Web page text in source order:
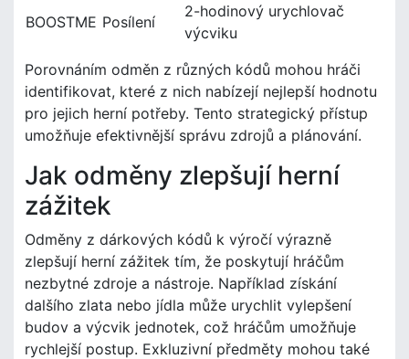
BOOSTME Posílení
2-hodinový urychlovač
výcviku
Porovnáním odměn z různých kódů mohou hráči
identifikovat, které z nich nabízejí nejlepší hodnotu
pro jejich herní potřeby. Tento strategický přístup
umožňuje efektivnější správu zdrojů a plánování.
Jak odměny zlepšují herní
zážitek
Odměny z dárkových kódů k výročí výrazně
zlepšují herní zážitek tím, že poskytují hráčům
nezbytné zdroje a nástroje. Například získání
dalšího zlata nebo jídla může urychlit vylepšení
budov a výcvik jednotek, což hráčům umožňuje
rychlejší postup. Exkluzivní předměty mohou také